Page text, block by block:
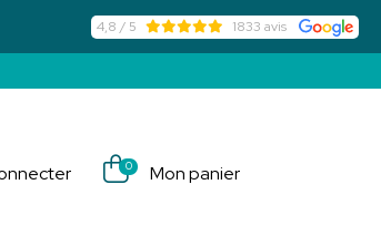
4,8 / 5 1833 avis
0 Mon panier